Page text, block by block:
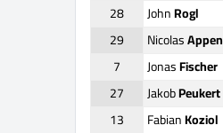
28
JohnRogl
29
Nicolas
7
JonasFischer
27
JakobPeukert
13
FabianKoziol